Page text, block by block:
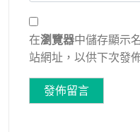
在瀏覽器中儲存顯示
站網址，以供下次發